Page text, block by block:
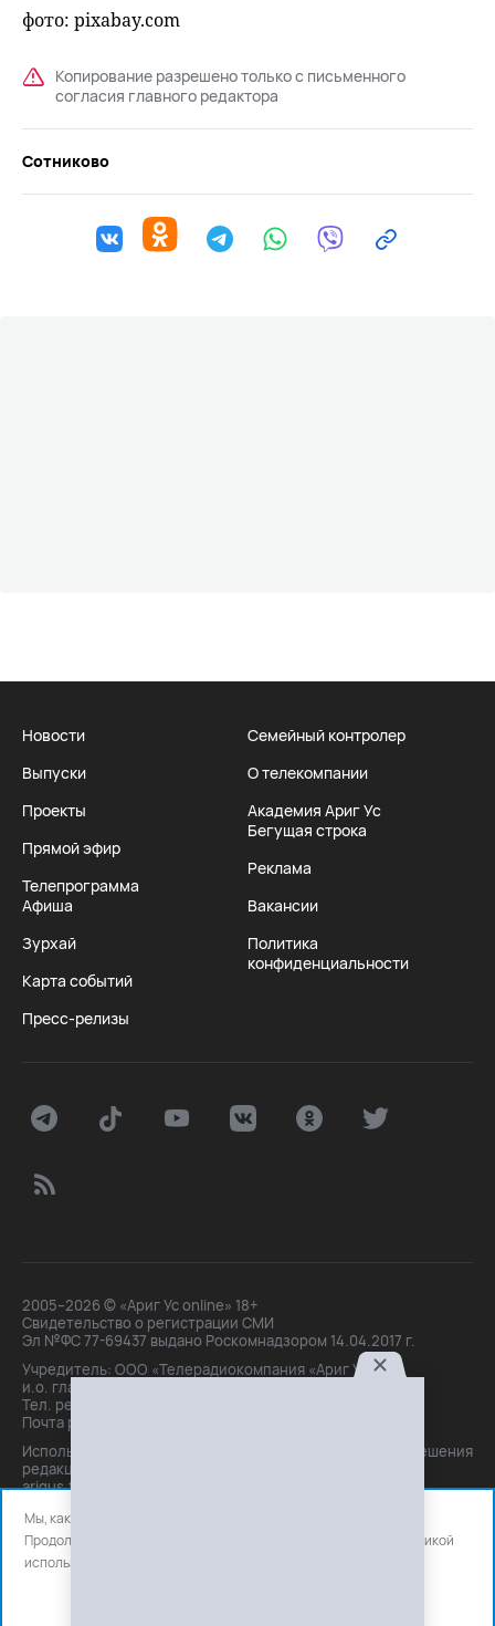
фото: pixabay.com
Копирование разрешено только с письменного
согласия главного редактора
Сотниково
Новости
Выпуски
Проекты
Прямой эфир
Телепрограмма
Афиша
Зурхай
Карта событий
Пресс-релизы
Семейный контролер
О телекомпании
Академия Ариг Ус
Бегущая строка
Реклама
Вакансии
Политика
конфиденциальности
2005–2026 © «Ариг Ус online» 18+
Свидетельство о регистрации СМИ
Эл №ФС 77-69437 выдано Роскомнадзором 14.04.2017 г.
Учредитель: ООО «Телерадиокомпания «Ариг Ус»,
и.о. главного редактора: Маханова О.Б.
Тел. peдakции: +7(3012)21-30-14,
Почта peдakции: editor@arigus.tv
Использование материалов только с письменного разрешения
редакции. При цитировании прямая активная ссылка на
arigus.tv обязательна.
Мы, как и все используем файлы cookie и сервисы аналитики.
Продолжая использовать сайт, вы соглашаетесь с нашей
политикой
использования